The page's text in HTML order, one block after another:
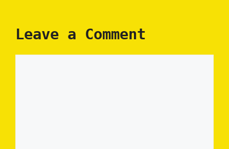
Leave a Comment